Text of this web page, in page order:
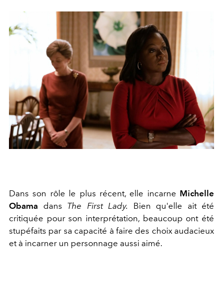
Dans son rôle le plus récent, elle incarne Michelle
Obama dans The First Lady. Bien qu'elle ait été
critiquée pour son interprétation, beaucoup ont été
stupéfaits par sa capacité à faire des choix audacieux
et à incarner un personnage aussi aimé.